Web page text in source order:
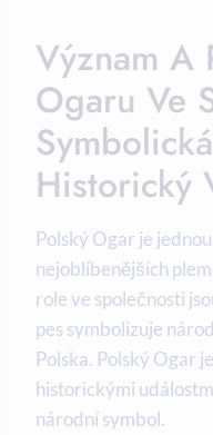
Význam A
Ogaru Ve
Historický
Polský Ogar je
nejoblíbenějších
role ve společnosti
pes symbolizuje
Polska. Polský Ogar
historickými
národní symbol.